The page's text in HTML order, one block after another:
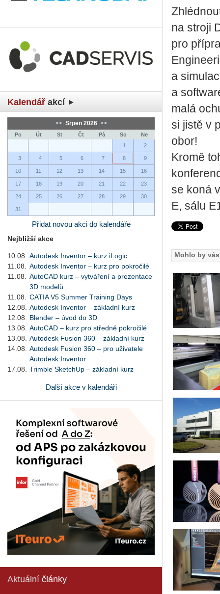
Kalendář akcí
<< Srpen 2026 >>
Po Út St Čt Pá So
Ne
1
2
3 4 5 6 7 8 9
10 11 12 13 14 15 16
17 18 19 20 21 22 23
24 25 26 27 28 29 30
31
Přidat novou akci do kalendáře
Nejbližší akce
10.08.
Autodesk Inventor – kurz iLogic
11.08.
Autodesk Inventor – kurz pro pokročilé
11.08.
AutoCAD kurz – vytváření a prezentace
3D modelů
11.08.
CATIA V5 Summer Training Days
12.08.
Autodesk Inventor – základní kurz
12.08.
Blender – úvod do 3D
13.08.
AutoCAD – kurz pro středně pokročilé
13.08.
Autodesk Fusion 360 – základní kurz
14.08.
Autodesk Fusion 360 – pro uživatele
Autodesk Inventor
17.08.
Trimble SketchUp – základní kurz
Další akce v kalendáři
Aktuální články
na stroji
pro
a
a
malá
si jistě v
obor!
Kromě
se koná
E, sálu
Mohlo by